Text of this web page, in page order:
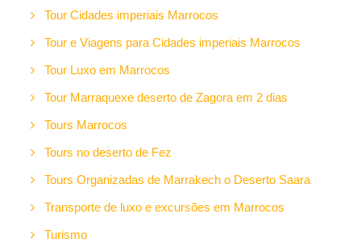
Tour Cidades imperiais Marrocos
Tour e Viagens para Cidades imperiais Marrocos
Tour Luxo em Marrocos
Tour Marraquexe deserto de Zagora em 2 dias
Tours Marrocos
Tours no deserto de Fez
Tours Organizadas de Marrakech o Deserto Saara
Transporte de luxo e excursões em Marrocos
Turismo